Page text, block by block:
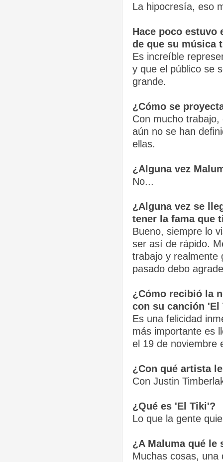
La hipocresía, eso
Hace poco estuvo
de que su música
Es increíble
y que el público se
grande.
¿Cómo se
Con mucho
aún no se han
ellas.
¿Alguna vez
No...
¿Alguna vez se
tener la fama que
Bueno, siempre lo
ser así de rápido.
trabajo y realmente
pasado debo
¿Cómo recibió la
con su canción 'El
Es una felicidad
más importante es
el 19 de noviembre
¿Con qué artista
Con Justin
¿Qué es 'El Tiki'?
Lo que la gente
¿A Maluma qué le
Muchas cosas, una